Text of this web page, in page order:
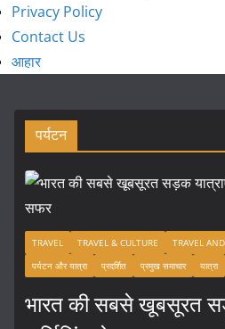
Privacy Policy
Contact Us
आहार
पर्यटन
TRAVEL TRAVEL & CULTURE TRAVEL
पर्यटन और यात्रा
प्रदर्शित प्रमुख समाचार यात्रा
भारत की सबसे खूबसूरत